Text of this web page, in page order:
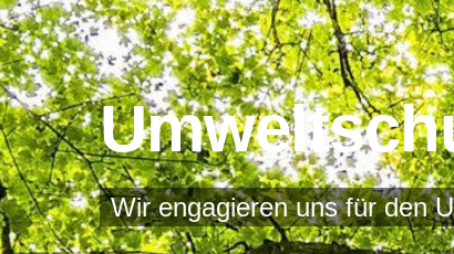
Wir engagieren uns für den